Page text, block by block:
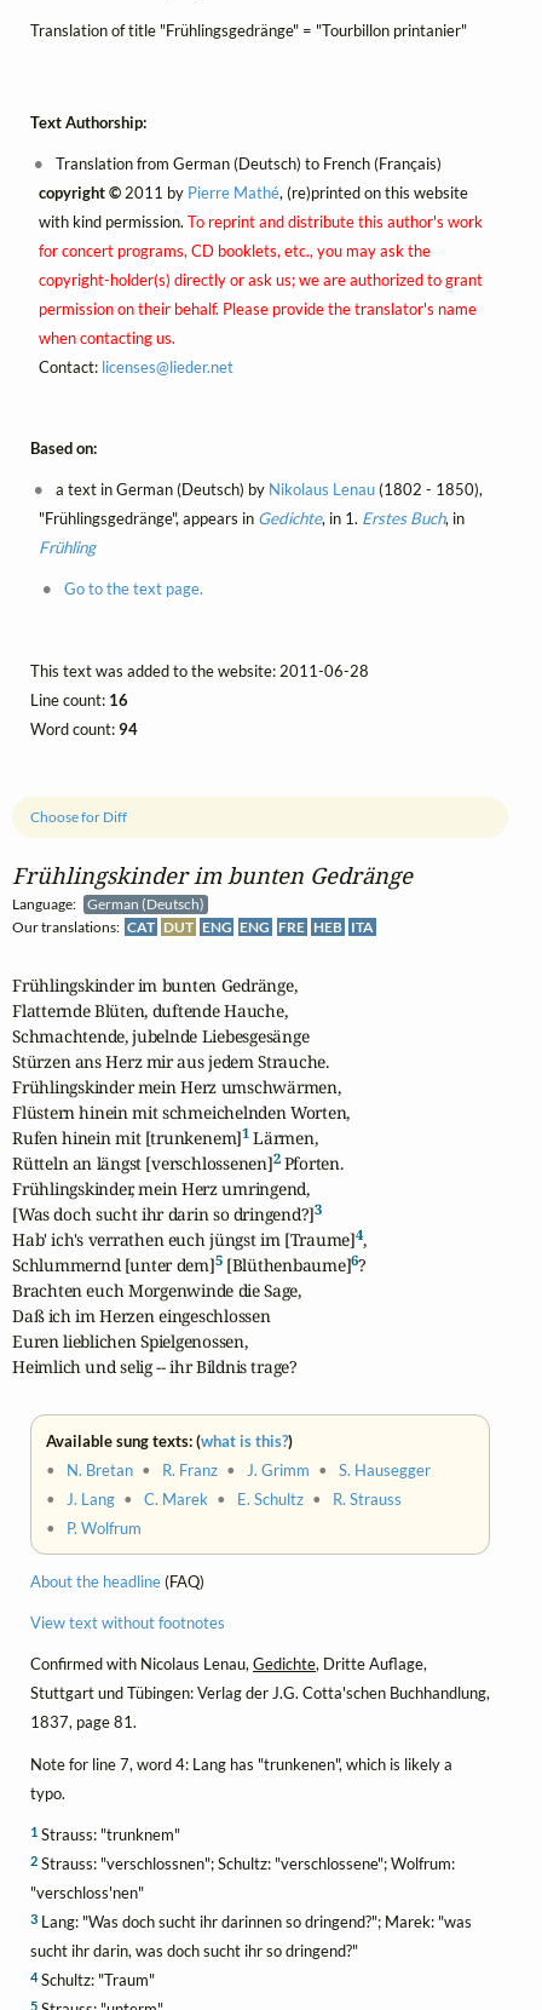
Frühlingskinder im bunten Gedränge
Language:
German (Deutsch)
Our translations: CAT DUT ENG ENG FRE HEB ITA
Choose for Diff
Frühlingskinder im bunten Gedränge,
Flatternde Blüten, duftende Hauche,
Schmachtende, jubelnde Liebesgesänge
Stürzen ans Herz mir aus jedem Strauche.
Frühlingskinder mein Herz umschwärmen,
Flüstern hinein mit schmeichelnden Worten,
Rufen hinein mit [trunkenem]1 Lärmen,
Rütteln an längst [verschlossenen]2 Pforten.
Frühlingskinder, mein Herz umringend,
[Was doch sucht ihr darin so dringend?]3
Hab' ich's verrathen euch jüngst im [Traume]4,
Schlummernd [unter dem]5 [Blüthenbaume]6?
Brachten euch Morgenwinde die Sage,
Daß ich im Herzen eingeschlossen
Euren lieblichen Spielgenossen,
Heimlich und selig -- ihr Bildnis trage?
Available sung texts: (what is this?)
• N. Bretan • R. Franz • J. Grimm •S. Hausegger
•
J. Lang •C. Marek • E. Schultz • R. Strauss
• P. Wolfrum
About the headline(FAQ)
View text without footnotes
Confirmed with Nicolaus Lenau,Gedichte, Dritte Auflage,
Stuttgart und Tübingen: Verlag der J.G. Cotta'schen Buchhandlung,
1837, page 81.
Note for line 7, word 4: Lang has "trunkenen", which is likely a
typo.
1 Strauss: "trunknem"
2 Strauss: "verschlossnen"; Schultz: "verschlossene"; Wolfrum:
"verschloss'nen"
3 Lang: "Was doch sucht ihr darinnen so dringend?"; Marek: "was
sucht ihr darin, was doch sucht ihr so dringend?"
4Schultz: "Traum"
5
Translation of title "Frühlingsgedränge" = "Tourbillon printanier"
Text Authorship:
Translation from German (Deutsch) to French (Français)
copyright ©2011 by Pierre Mathé, (re)printed on this website
with kind permission. To reprint and distribute this author's work
for concert programs, CD booklets, etc., you may ask the
copyright-holder(s) directly or ask us; we are authorized to grant
permission on their behalf. Please provide the translator's name
when contacting us.
Contact: licenses@lieder.net
Based on:
a text in German (Deutsch) by Nikolaus Lenau(1802 - 1850),
"Frühlingsgedränge", appears in Gedichte, in 1. Erstes Buch, in
Frühling
Go to the text page.
This text was added to the website: 2011-06-28
Line count: 16
Word count:94